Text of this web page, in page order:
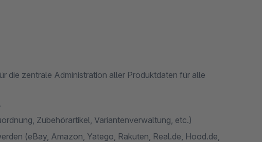
die zentrale Administration aller Produktdaten für alle
Zubehörartikel, Variantenverwaltung, etc.)
(eBay, Amazon, Yatego, Rakuten, Real.de, Hood.de,